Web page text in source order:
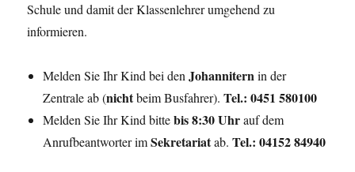
Schule und damit der Klassenlehrer umgehend zu
informieren.
Melden Sie Ihr Kind bei denJohanniternin der
Zentrale ab (nichtbeim Busfahrer).Tel.: 0451 580100
Melden Sie Ihr Kind bittebis 8:30 Uhrauf dem
Anrufbeantworter imSekretariatab.Tel.: 04152 84940